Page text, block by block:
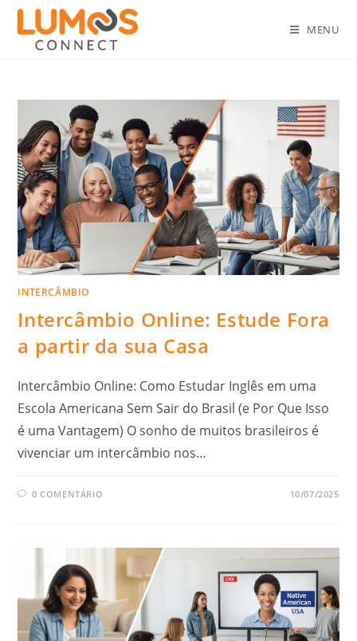
MENU
INTERCÂMBIO
Intercâmbio Online: Estude Fora
a partir da sua Casa
Intercâmbio Online: Como Estudar Inglês em uma
Escola Americana Sem Sair do Brasil (e Por Que Isso
é uma Vantagem) O sonho de muitos brasileiros é
vivenciar um intercâmbio nos…
0 COMENTÁRIO 10/07/2025